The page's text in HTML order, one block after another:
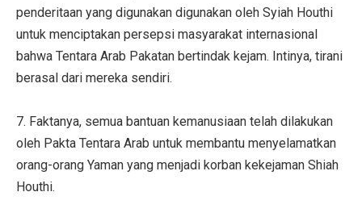
penderitaan yang digunakan digunakan oleh Syiah Houthi
untuk menciptakan persepsi masyarakat internasional
bahwa Tentara Arab Pakatan bertindak kejam. Intinya, tirani
berasal dari mereka sendiri.
7. Faktanya, semua bantuan kemanusiaan telah dilakukan
oleh Pakta Tentara Arab untuk membantu menyelamatkan
orang-orang Yaman yang menjadi korban kekejaman Shiah
Houthi.